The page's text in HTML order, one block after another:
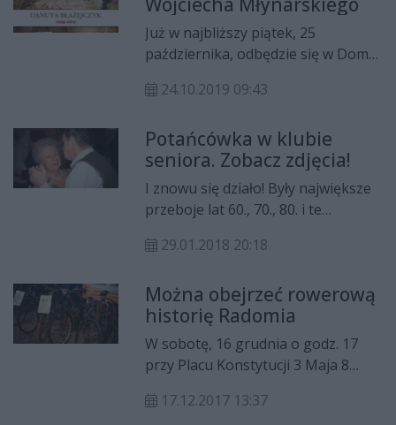
Już w najbliższy piątek, 25
października, odbędzie się w Domu
Wojciecha Młynarskiego pod
piosenko”.
24.10.2019 09:43
Potańcówka w klubie
seniora. Zobacz zdjęcia!
I znowu się działo! Były największe
przeboje lat 60., 70., 80. i te
dziesiątki osób, dla których
Seniora w Domu Kultury Idalin jest
ważnym elementem tygodnia. Te
spotkania stały się już tradycją. W
każdą niedzielę o godz. 17 w Klubie
Seniora wybrzmiewają świetne
taneczne rytmy, a bawią się przy
29.01.2018 20:18
Można obejrzeć rowerową
historię Radomia
W sobotę, 16 grudnia o godz. 17
przy Placu Konstytucji 3 Maja 8
wystawy Mobilnego Muzeum
17.12.2017 13:37